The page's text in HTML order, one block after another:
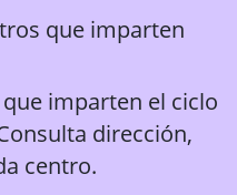
que imparten
imparten el ciclo
dirección,
centro.